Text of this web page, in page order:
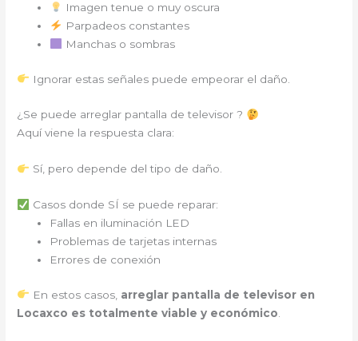
Imagen tenue o muy oscura
Parpadeos constantes
Manchas o sombras
Ignorar estas señales puede empeorar el daño.
¿Se puede arreglar pantalla de televisor ?
Aquí viene la respuesta clara:
Sí, pero depende del tipo de daño.
Casos donde SÍ se puede reparar:
Fallas en iluminación LED
Problemas de tarjetas internas
Errores de conexión
En estos casos, arreglar pantalla de televisor en
Locaxco es totalmente viable y económico